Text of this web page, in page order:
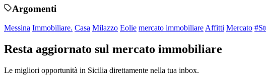
Argomenti
Messina Immobiliare. Casa Milazzo Eolie mercato immobiliareAffitti Mercato
Resta aggiornato sul mercato immobiliare
Le migliori opportunità in Sicilia direttamente nella tua inbox.